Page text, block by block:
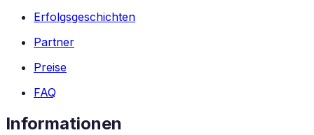
Erfolgsgeschichten
Partner
Preise
FAQ
Informationen